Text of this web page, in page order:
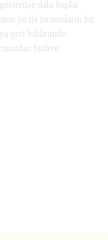
dahi başka
ya da taramaların bir
geri bildirimde
bizlere